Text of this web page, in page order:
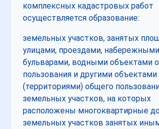
комплексных кадастровых работ
осуществляется образование:
земельных участков, занятых
улицами, проездами,
бульварами, водными объектами
пользования и другими объектами
(территориями) общего
земельных участков, на которых
расположены многоквартирные
земельных участков занятых